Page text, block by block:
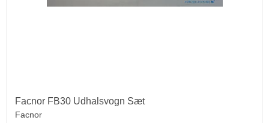
Facnor FB30 Udhalsvogn Sæt
Facnor